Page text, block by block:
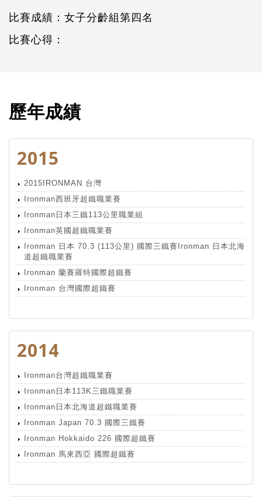
比賽成績：女子分齡組第四名
比賽心得：
歷年成績
2015
2015IRONMAN 台灣
Ironman西班牙超鐵職業賽
Ironman日本三鐵113公里職業組
Ironman英國超鐵職業賽
Ironman 日本 70.3 (113公里) 國際三鐵賽Ironman 日本北海
道超鐵職業賽
Ironman 蘭賽羅特國際超鐵賽
Ironman 台灣國際超鐵賽
2014
Ironman台灣超鐵職業賽
Ironman日本113K三鐵職業賽
Ironman日本北海道超鐵職業賽
Ironman Japan 70.3 國際三鐵賽
Ironman Hokkaido 226 國際超鐵賽
Ironman 馬來西亞 國際超鐵賽